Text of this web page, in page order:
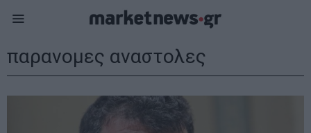
παρανομες αναστολες